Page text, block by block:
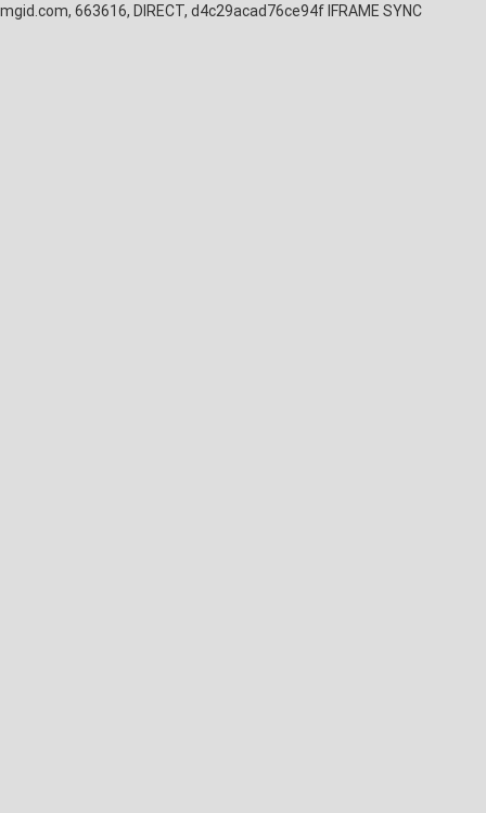
mgid.com, 663616, DIRECT, d4c29acad76ce94f IFRAME SYNC